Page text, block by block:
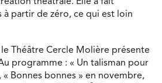
partir de zéro, ce qui est loin
Théâtre Cercle Molière présente
programme : « Un talisman pour
« Bonnes bonnes » en novembre,